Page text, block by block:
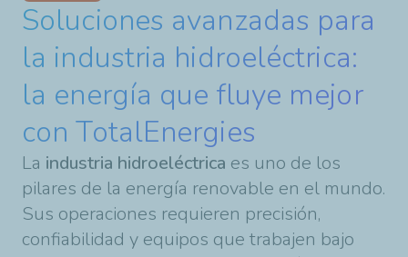
Soluciones avanzadas para
la industria hidroeléctrica:
la energía que fluye mejor
con TotalEnergies
La industria hidroeléctrica es uno de los
pilares de la energía renovable en el mundo.
Sus operaciones requieren precisión,
confiabilidad y equipos que trabajen bajo